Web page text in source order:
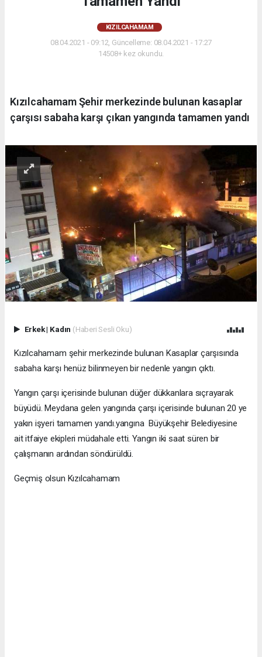
KIZILCAHAMAM
08.04.2021 - 09:12, Güncelleme: 08.04.2021 - 17:27
14508+ kez okundu.
Kızılcahamam Şehir merkezinde bulunan kasaplar
çarşısı sabaha karşı çıkan yangında tamamen yandı
Erkek| Kadın (Haberi Sesli Oku)
Kızılcahamam şehir merkezinde bulunan Kasaplar çarşısında
sabaha karşı henüz bilinmeyen bir nedenle yangın çıktı.
Yangın çarşı içerisinde bulunan düğer dükkanlara sıçrayarak
büyüdü. Meydana gelen yangında çarşı içerisinde bulunan 20 ye
yakın işyeri tamamen yandı.yangına Büyükşehir Belediyesine
ait itfaiye ekipleri müdahale etti. Yangın iki saat süren bir
çalışmanın ardından söndürüldü.
Geçmiş olsun Kızılcahamam